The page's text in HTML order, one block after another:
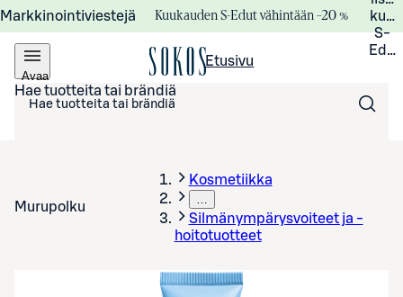
Markkinointiviestejä Kuukauden S-Edut vähintään –20 %
S-
Avaa
valikko
Etusivu
Hae tuotteita tai brändiä
Murupolku
Kosmetiikka
…
Silmänympärysvoiteet ja -
hoitotuotteet